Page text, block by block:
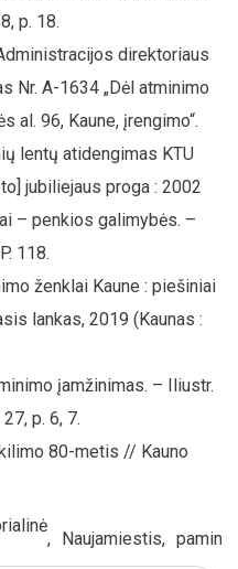
p. 18.
direktoriaus
Nr. A-1634 „Dėl atminimo
al. 96, Kaune, įrengimo“.
lentų atidengimas KTU
jubiliejaus proga : 2002
– penkios galimybės. –
118.
ženklai Kaune : piešiniai
lankas, 2019 (Kaunas :
įamžinimas. – Iliustr.
p. 6, 7.
80-metis // Kauno
, Naujamiestis,